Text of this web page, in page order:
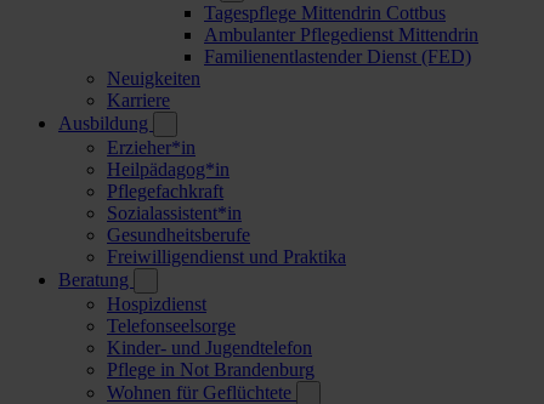
Tagespflege Mittendrin Cottbus
Ambulanter Pflegedienst Mittendrin
Familienentlastender Dienst (FED)
Neuigkeiten
Karriere
Ausbildung
Erzieher*in
Heilpädagog*in
Pflegefachkraft
Sozialassistent*in
Gesundheitsberufe
Freiwilligendienst und Praktika
Beratung
Hospizdienst
Telefonseelsorge
Kinder- und Jugendtelefon
Pflege in Not Brandenburg
Wohnen für Geflüchtete